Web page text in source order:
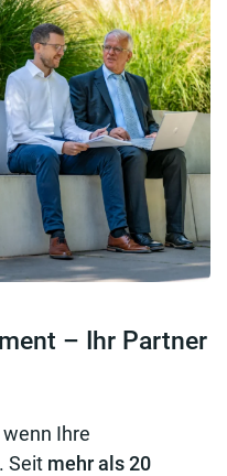
– Ihr Partner
Ihre
Seit mehr als 20